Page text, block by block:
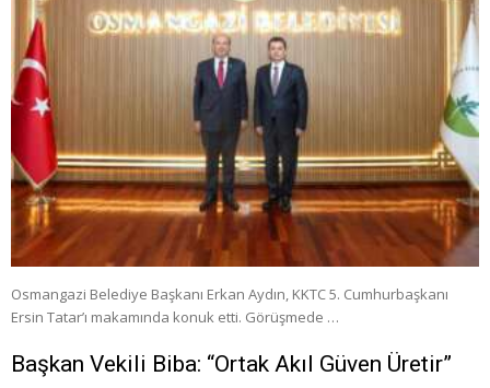
Osmangazi Belediye Başkanı Erkan Aydın, KKTC 5. Cumhurbaşkanı
Ersin Tatar’ı makamında konuk etti. Görüşmede …
Başkan Vekili Biba: “Ortak Akıl Güven Üretir”